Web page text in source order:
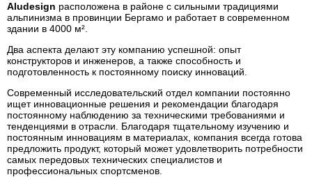
Aludesign расположена в районе с сильными традициями
альпинизма в провинции Бергамо и работает в современном
здании в 4000 м².
Два аспекта делают эту компанию успешной: опыт
конструкторов и инженеров, а также способность и
подготовленность к постоянному поиску инноваций.
Современный исследовательский отдел компании постоянно
ищет инновационные решения и рекомендации благодаря
постоянному наблюдению за техническими требованиями и
тенденциями в отрасли. Благодаря тщательному изучению и
постоянным инновациям в материалах, компания всегда готова
предложить продукт, который может удовлетворить потребности
самых передовых технических специалистов и
профессиональных спортсменов.